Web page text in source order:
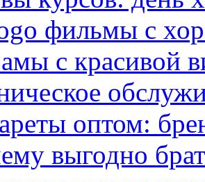
фильмы с
с красивой
оптом:
выгодно